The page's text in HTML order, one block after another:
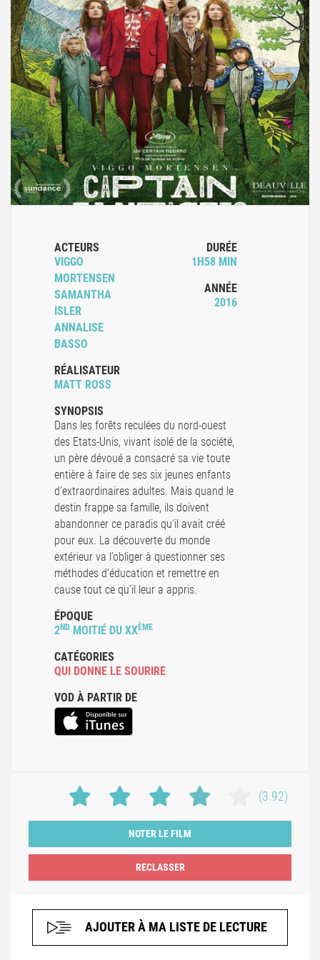
ACTEURS
VIGGO
MORTENSEN
SAMANTHA
ISLER
ANNALISE
BASSO
RÉALISATEUR
MATT ROSS
DURÉE
1H58 MIN
ANNÉE
2016
SYNOPSIS
Dans les forêts reculées du nord-ouest
des Etats-Unis, vivant isolé de la société,
un père dévoué a consacré sa vie toute
entière à faire de ses six jeunes enfants
d’extraordinaires adultes. Mais quand le
destin frappe sa famille, ils doivent
abandonner ce paradis qu’il avait créé
pour eux. La découverte du monde
extérieur va l’obliger à questionner ses
méthodes d’éducation et remettre en
cause tout ce qu’il leur a appris.
ÉPOQUE
2ND MOITIÉ DU XXÈME
CATÉGORIES
QUI DONNE LE SOURIRE
VOD À PARTIR DE
(3.92)
NOTER LE FILM
AJOUTER À MA LISTE DE LECTURE